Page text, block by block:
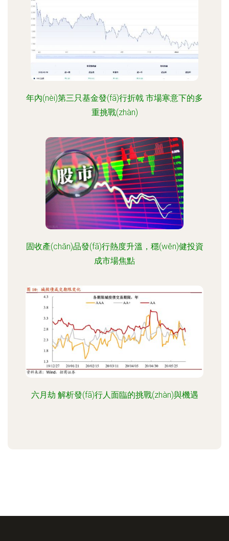
年內(nèi)第三只基金發(fā)行折戟 市場寒意下的多
重挑戰(zhàn)
固收產(chǎn)品發(fā)行熱度升溫，穩(wěn)健投資
成市場焦點
六月劫 解析發(fā)行人面臨的挑戰(zhàn)與機遇